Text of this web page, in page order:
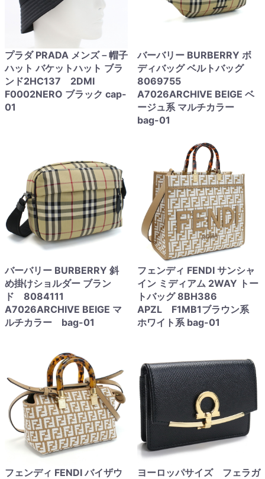
プラダ PRADA メンズ－帽子
ハット バケットハット ブラ
ンド2HC137 2DMI
F0002NERO ブラック cap-
01
バーバリー BURBERRY ボ
ディバッグ ベルトバッグ
8069755
A7026ARCHIVE BEIGE ベ
ージュ系 マルチカラー
bag-01
バーバリー BURBERRY 斜
め掛けショルダー ブラン
ド 8084111
A7026ARCHIVE BEIGE マ
ルチカラー bag-01
フェンディ FENDI サンシャ
イン ミディアム 2WAY トー
トバッグ 8BH386
APZL F1MB1ブラウン系
ホワイト系 bag-01
フェンディ FENDI バイザウ
ヨーロッパサイズ フェラガ